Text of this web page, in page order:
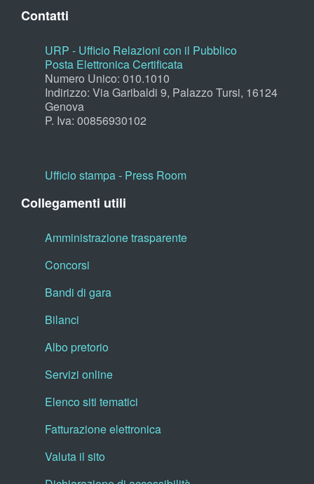
Contatti
URP - Ufficio Relazioni con il Pubblico
Posta Elettronica Certificata
Numero Unico: 010.1010
Indirizzo: Via Garibaldi 9, Palazzo Tursi, 16124
Genova
P. Iva: 00856930102
Ufficio stampa - Press Room
Collegamenti utili
Amministrazione trasparente
Concorsi
Bandi di gara
Bilanci
Albo pretorio
Servizi online
Elenco siti tematici
Fatturazione elettronica
Valuta il sito